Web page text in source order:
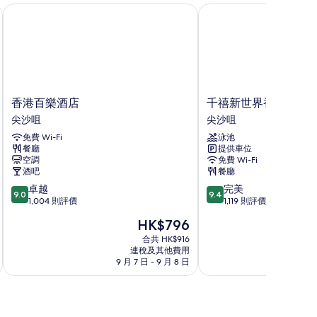
香
港
百
樂
酒
店
尖
沙
咀
香港百樂酒店
尖沙咀
免費 Wi-Fi
餐廳
空調
酒吧
9.0
分
卓
9.0 卓越
1,004 則評價
現
售
HK$796
HK$796
合共 HK$916
連稅及其他費用
9 月 7 日 - 9 月 8 日
香港百樂酒店
千
禧
新
世
界
香
港
酒
店
千禧新世界香港酒店
尖沙咀
泳池
提供車位
免費 Wi-Fi
餐廳
9.4
分
完
9.4 完美
1,119 則評價
千禧新世界香港酒店